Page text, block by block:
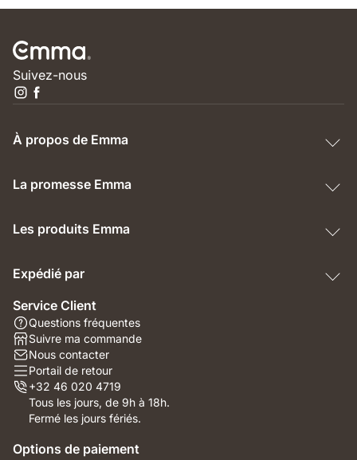
Suivez-nous
À propos de Emma
La promesse Emma
Les produits Emma
Expédié par
Service Client
Questions fréquentes
Suivre ma commande
Nous contacter
Portail de retour
+32 46 020 4719
Tous les jours, de 9h à 18h.
Fermé les jours fériés.
Options de paiement